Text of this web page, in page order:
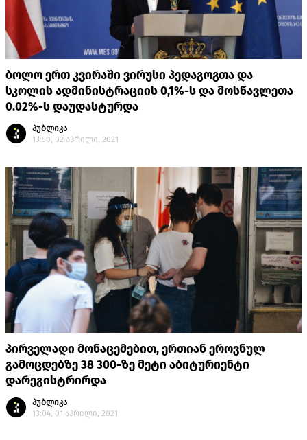
ბოლო ერთ კვირაში ვირუსი პედაგოგთა და
სკოლის ადმინისტრაციის 0,1%-ს და მოსწავლეთა
0.02%-ს დაუდასტურდა
პუბლიკა
13:50, 02 აპრილი, 2021
პირველადი მონაცემებით, ერთიან ეროვნულ
გამოცდებზე 38 300-ზე მეტი აბიტურიენტი
დარეგისტრირდა
პუბლიკა
13:04, 01 აპრილი, 2021